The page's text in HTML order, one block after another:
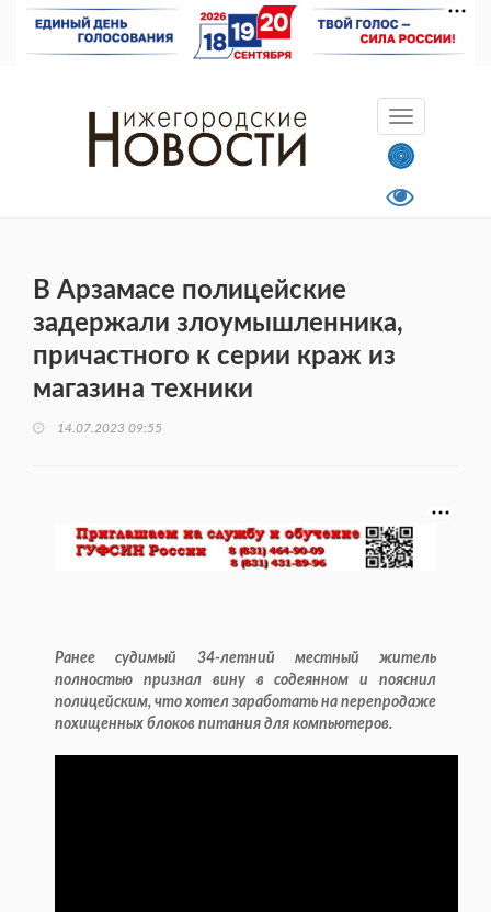
В Арзамасе полицейские
задержали злоумышленника,
причастного к серии краж из
магазина техники
14.07.2023 09:55
Ранее судимый 34-летний местный житель
полностью признал вину в содеянном и пояснил
полицейским, что хотел заработать на перепродаже
похищенных блоков питания для компьютеров.